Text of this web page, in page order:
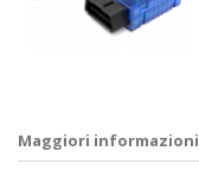
Maggiori informazioni